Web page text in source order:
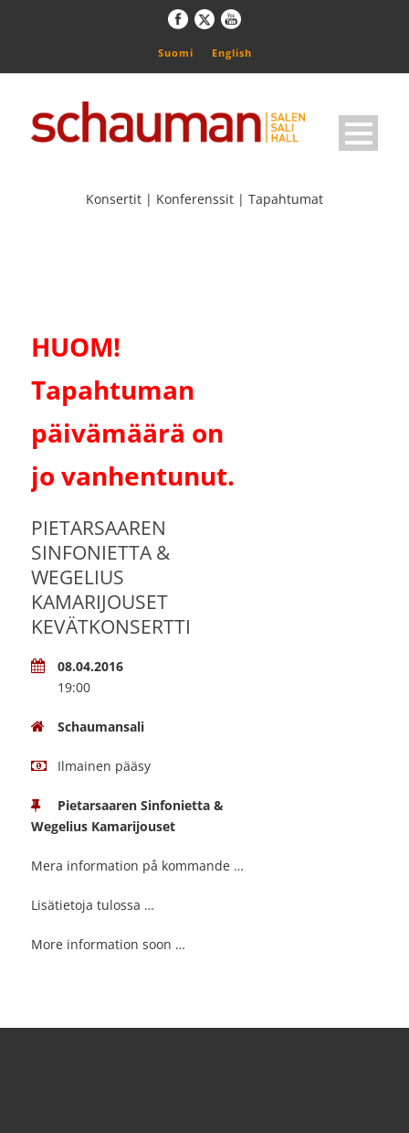
Suomi English
Konsertit | Konferenssit | Tapahtumat
HUOM!
Tapahtuman
päivämäärä on
jo vanhentunut.
PIETARSAAREN
SINFONIETTA &
WEGELIUS
KAMARIJOUSET
KEVÄTKONSERTTI
08.04.2016
19:00
Schaumansali
Ilmainen pääsy
Pietarsaaren Sinfonietta &
Wegelius Kamarijouset
Mera information på kommande …
Lisätietoja tulossa …
More information soon …